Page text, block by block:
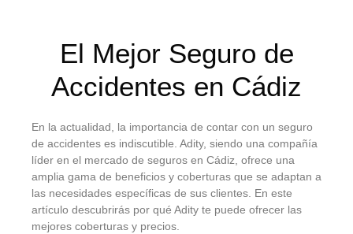
El Mejor Seguro de
Accidentes en Cádiz
En la actualidad, la importancia de contar con un seguro
de accidentes es indiscutible. Adity, siendo una compañía
líder en el mercado de seguros en Cádiz, ofrece una
amplia gama de beneficios y coberturas que se adaptan a
las necesidades específicas de sus clientes. En este
artículo descubrirás por qué Adity te puede ofrecer las
mejores coberturas y precios.